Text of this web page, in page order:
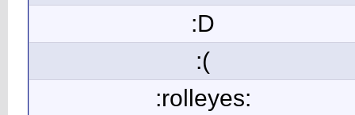
:D
:(
:rolleyes: